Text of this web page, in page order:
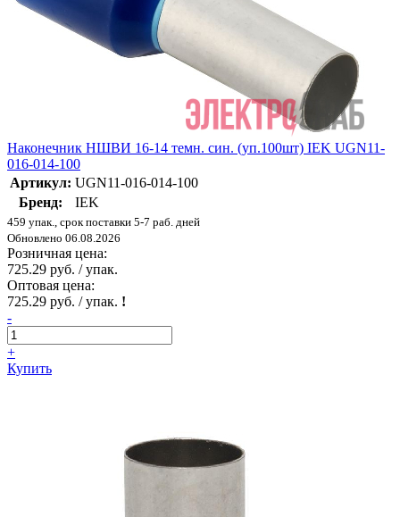
Наконечник НШВИ 16-14 темн. син. (уп.100шт) IEK UGN11-
016-014-100
Артикул: UGN11-016-014-100
Бренд:
IEK
459 упак., срок поставки 5-7 раб. дней
Обновлено 06.08.2026
Розничная цена:
725.29 руб. / упак.
Оптовая цена:
725.29 руб. / упак. !
-
+
Купить